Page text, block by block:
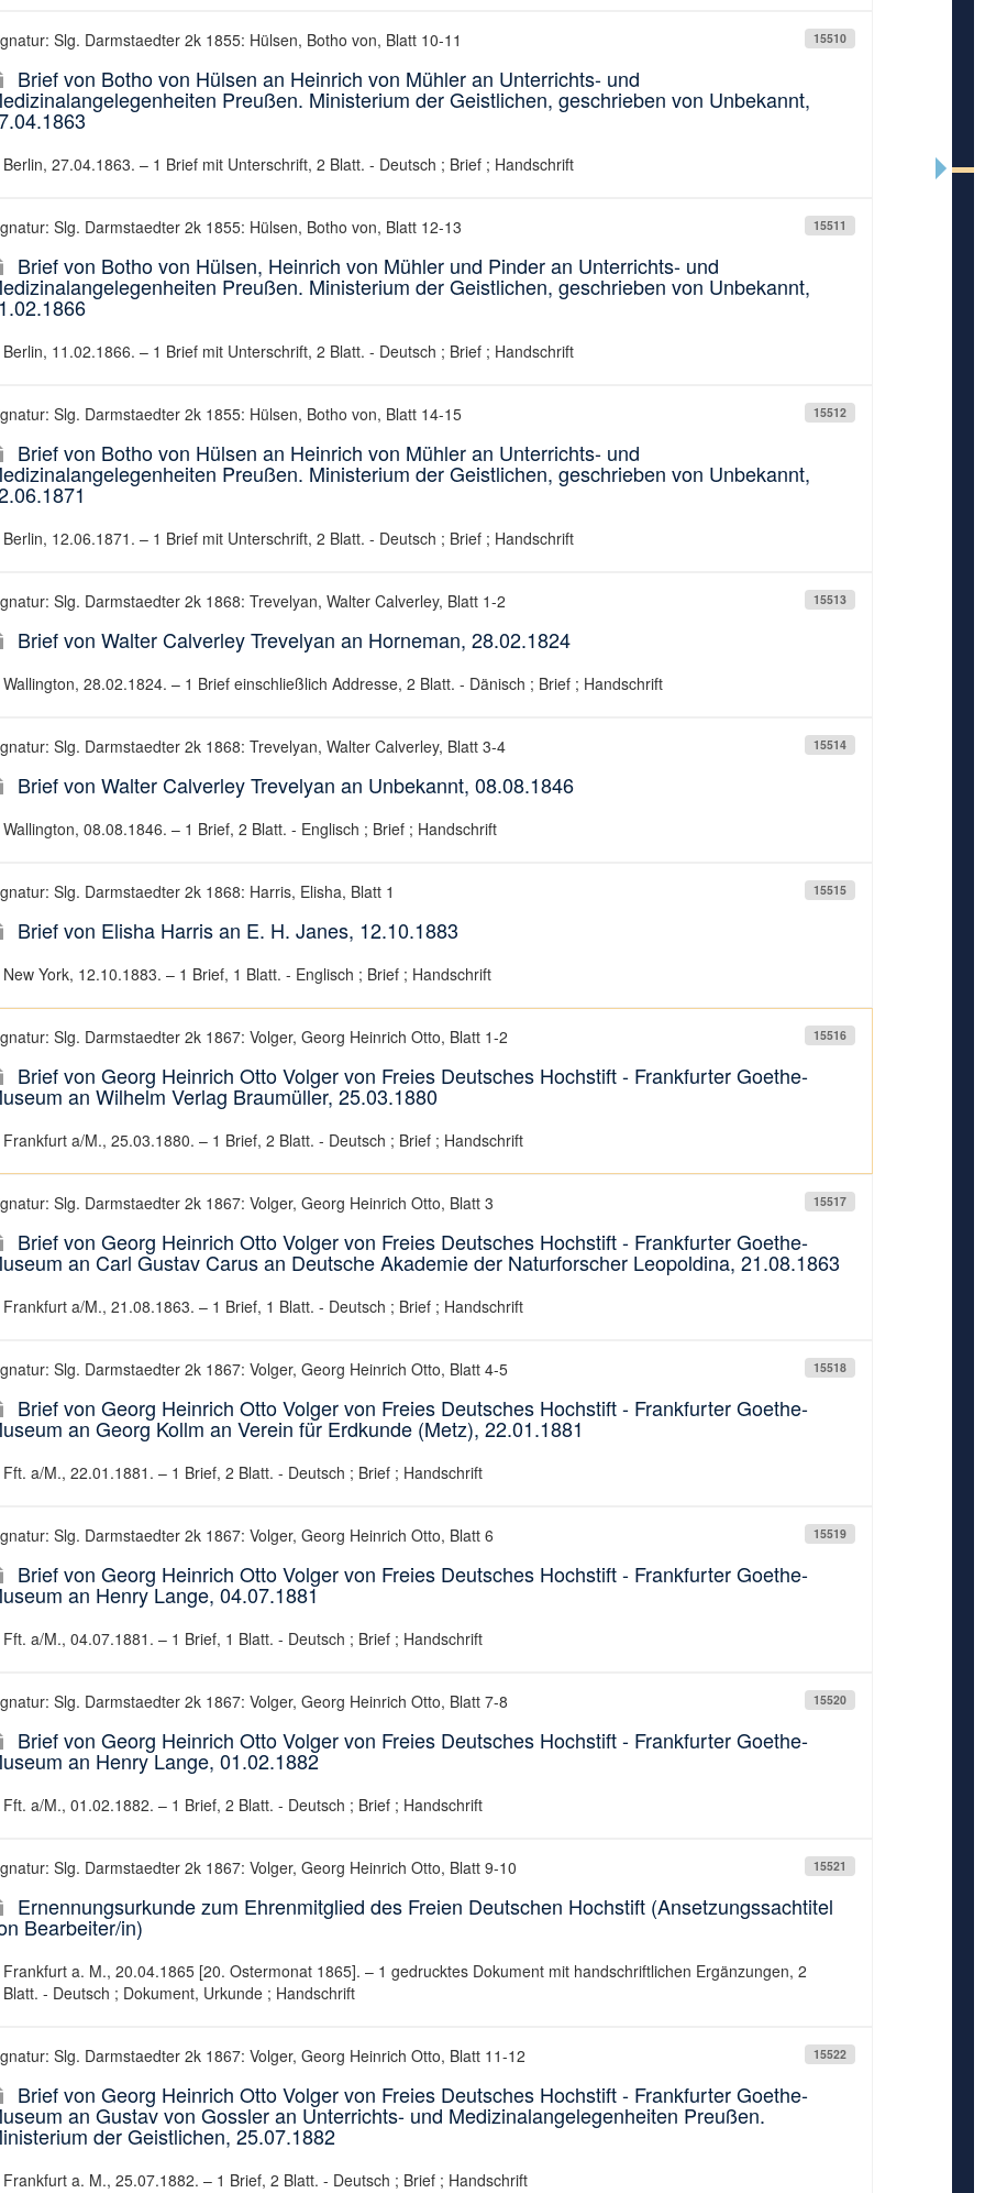
15510
Slg. Darmstaedter 2k 1855: Hülsen, Botho von, Blatt 10-11
Brief von Botho von Hülsen an Heinrich von Mühler an Unterrichts- und
Preußen. Ministerium der Geistlichen, geschrieben von Unbekannt,
Berlin, 27.04.1863. – 1 Brief mit Unterschrift, 2 Blatt. - Deutsch ; Brief ; Handschrift
15511
Slg. Darmstaedter 2k 1855: Hülsen, Botho von, Blatt 12-13
Brief von Botho von Hülsen, Heinrich von Mühler und Pinder an Unterrichts- und
Preußen. Ministerium der Geistlichen, geschrieben von Unbekannt,
Berlin, 11.02.1866. – 1 Brief mit Unterschrift, 2 Blatt. - Deutsch ; Brief ; Handschrift
15512
Slg. Darmstaedter 2k 1855: Hülsen, Botho von, Blatt 14-15
Brief von Botho von Hülsen an Heinrich von Mühler an Unterrichts- und
Preußen. Ministerium der Geistlichen, geschrieben von Unbekannt,
Berlin, 12.06.1871. – 1 Brief mit Unterschrift, 2 Blatt. - Deutsch ; Brief ; Handschrift
15513
Slg. Darmstaedter 2k 1868: Trevelyan, Walter Calverley, Blatt 1-2
Brief von Walter Calverley Trevelyan an Horneman, 28.02.1824
Wallington, 28.02.1824. – 1 Brief einschließlich Addresse, 2 Blatt. - Dänisch ; Brief ; Handschrift
15514
Slg. Darmstaedter 2k 1868: Trevelyan, Walter Calverley, Blatt 3-4
Brief von Walter Calverley Trevelyan an Unbekannt, 08.08.1846
Wallington, 08.08.1846. – 1 Brief, 2 Blatt. - Englisch ; Brief ; Handschrift
15515
Slg. Darmstaedter 2k 1868: Harris, Elisha, Blatt 1
Brief von Elisha Harris an E. H. Janes, 12.10.1883
New York, 12.10.1883. – 1 Brief, 1 Blatt. - Englisch ; Brief ; Handschrift
15516
Slg. Darmstaedter 2k 1867: Volger, Georg Heinrich Otto, Blatt 1-2
Brief von Georg Heinrich Otto Volger von Freies Deutsches Hochstift - Frankfurter Goethe-
an Wilhelm Verlag Braumüller, 25.03.1880
Frankfurt a/M., 25.03.1880. – 1 Brief, 2 Blatt. - Deutsch ; Brief ; Handschrift
15517
Slg. Darmstaedter 2k 1867: Volger, Georg Heinrich Otto, Blatt 3
Brief von Georg Heinrich Otto Volger von Freies Deutsches Hochstift - Frankfurter Goethe-
an Carl Gustav Carus an Deutsche Akademie der Naturforscher Leopoldina, 21.08.1863
Frankfurt a/M., 21.08.1863. – 1 Brief, 1 Blatt. - Deutsch ; Brief ; Handschrift
15518
Slg. Darmstaedter 2k 1867: Volger, Georg Heinrich Otto, Blatt 4-5
Brief von Georg Heinrich Otto Volger von Freies Deutsches Hochstift - Frankfurter Goethe-
an Georg Kollm an Verein für Erdkunde (Metz), 22.01.1881
Fft. a/M., 22.01.1881. – 1 Brief, 2 Blatt. - Deutsch ; Brief ; Handschrift
15519
Slg. Darmstaedter 2k 1867: Volger, Georg Heinrich Otto, Blatt 6
Brief von Georg Heinrich Otto Volger von Freies Deutsches Hochstift - Frankfurter Goethe-
an Henry Lange, 04.07.1881
Fft. a/M., 04.07.1881. – 1 Brief, 1 Blatt. - Deutsch ; Brief ; Handschrift
15520
Slg. Darmstaedter 2k 1867: Volger, Georg Heinrich Otto, Blatt 7-8
Brief von Georg Heinrich Otto Volger von Freies Deutsches Hochstift - Frankfurter Goethe-
an Henry Lange, 01.02.1882
Fft. a/M., 01.02.1882. – 1 Brief, 2 Blatt. - Deutsch ; Brief ; Handschrift
15521
Slg. Darmstaedter 2k 1867: Volger, Georg Heinrich Otto, Blatt 9-10
Ernennungsurkunde zum Ehrenmitglied des Freien Deutschen Hochstift (Ansetzungssachtitel
Bearbeiter/in)
Frankfurt a. M., 20.04.1865 [20. Ostermonat 1865]. – 1 gedrucktes Dokument mit handschriftlichen Ergänzungen, 2
Blatt. - Deutsch ; Dokument, Urkunde ; Handschrift
15522
Slg. Darmstaedter 2k 1867: Volger, Georg Heinrich Otto, Blatt 11-12
Brief von Georg Heinrich Otto Volger von Freies Deutsches Hochstift - Frankfurter Goethe-
an Gustav von Gossler an Unterrichts- und Medizinalangelegenheiten Preußen.
der Geistlichen, 25.07.1882
Frankfurt a. M., 25.07.1882. – 1 Brief, 2 Blatt. - Deutsch ; Brief ; Handschrift